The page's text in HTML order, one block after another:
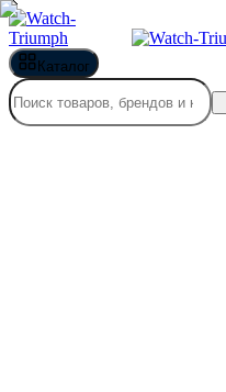
Каталог